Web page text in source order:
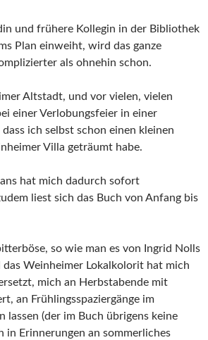
und frühere Kollegin in der Bibliothek
Plan einweiht, wird das ganze
als ohnehin schon.
Altstadt, und vor vielen, vielen
einer Verlobungsfeier in einer
ich selbst schon einen kleinen
Villa geträumt habe.
hat mich dadurch sofort
liest sich das Buch von Anfang bis
so wie man es von Ingrid Nolls
das Weinheimer Lokalkolorit hat mich
mich an Herbstabende mit
an Frühlingsspaziergänge im
lassen (der im Buch übrigens keine
in Erinnerungen an sommerliches